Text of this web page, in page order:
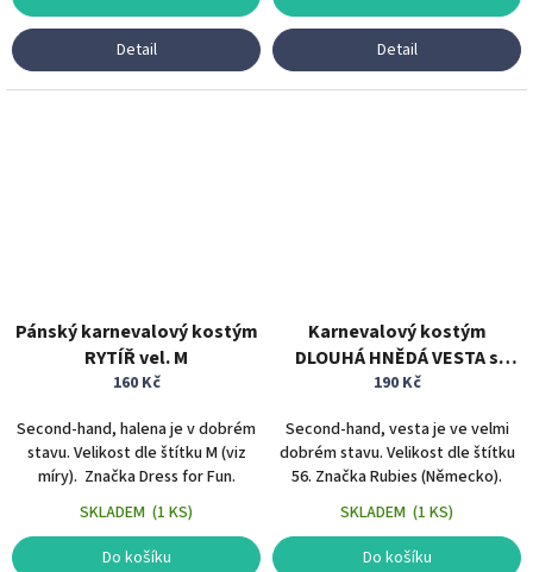
Detail Detail
Pánský karnevalový kostým
RYTÍŘ vel. M
160 Kč
Second-hand, halena je v dobrém
stavu. Velikost dle štítku M (viz
míry). Značka Dress for Fun.
SKLADEM (1 KS)
Do košíku
Karnevalový kostým
DLOUHÁ HNĚDÁ VESTA s
kožíškem vel. 56
190 Kč
Second-hand, vesta je ve velmi
dobrém stavu. Velikost dle štítku
56. Značka Rubies (Německo).
SKLADEM (1 KS)
Do košíku